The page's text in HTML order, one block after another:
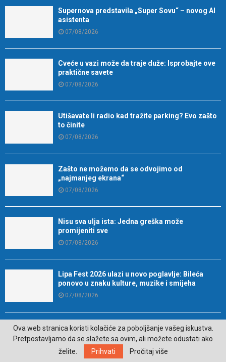
Supernova predstavila „Super Sovu“ – novog AI
asistenta
07/08/2026
Cveće u vazi može da traje duže: Isprobajte ove
praktične savete
07/08/2026
Utišavate li radio kad tražite parking? Evo zašto
to činite
07/08/2026
Zašto ne možemo da se odvojimo od
„najmanjeg ekrana“
07/08/2026
Nisu sva ulja ista: Jedna greška može
promijeniti sve
07/08/2026
Lipa Fest 2026 ulazi u novo poglavlje: Bileća
ponovo u znaku kulture, muzike i smijeha
07/08/2026
Najava: “Veče riječi i istine: Gost Lordan
Zafranović”
07/08/2026
Ova web stranica koristi kolačiće za poboljšanje vašeg iskustva.
Pretpostavljamo da se slažete sa ovim, ali možete odustati ako
želite.
Prihvati Pročitaj više